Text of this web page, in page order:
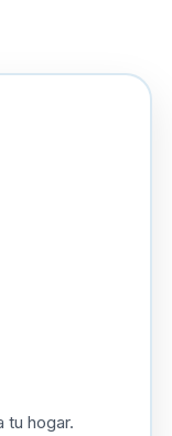
tu hogar.